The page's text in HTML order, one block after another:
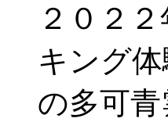
２０２
キング
の多可